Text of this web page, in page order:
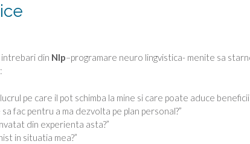
din Nlp–programare neuro lingvistica- menite sa
pe care il pot schimba la mine si care poate aduce beneficii
fac pentru a ma dezvolta pe plan personal?”
din experienta asta?”
in situatia mea?”